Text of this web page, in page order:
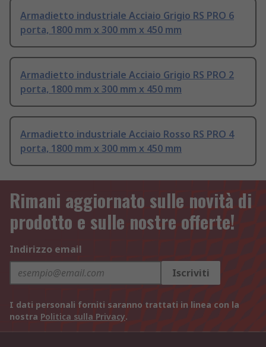
Armadietto industriale Acciaio Grigio RS PRO 6
porta, 1800 mm x 300 mm x 450 mm
Armadietto industriale Acciaio Grigio RS PRO 2
porta, 1800 mm x 300 mm x 450 mm
Armadietto industriale Acciaio Rosso RS PRO 4
porta, 1800 mm x 300 mm x 450 mm
Rimani aggiornato sulle novità di
prodotto e sulle nostre offerte!
Indirizzo email
Iscriviti
I dati personali forniti saranno trattati in linea con la
nostra Politica sulla Privacy.